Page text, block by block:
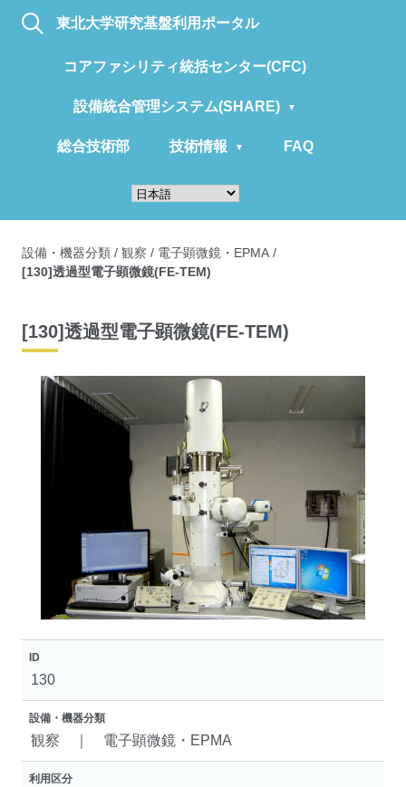
東北大学研究基盤利用ポータル
コアファシリティ統括センター(CFC)
設備統合管理システム(SHARE)
総合技術部 技術情報 FAQ
設備・機器分類 / 観察 / 電子顕微鏡・EPMA /
[130]透過型電子顕微鏡(FE-TEM)
[130]透過型電子顕微鏡(FE-TEM)
ID
130
設備・機器分類
観察 ｜ 電子顕微鏡・EPMA
利用区分